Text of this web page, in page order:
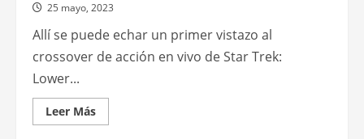
25 mayo, 2023
Allí se puede echar un primer vistazo al
crossover de acción en vivo de Star Trek:
Lower...
Leer MásLeer
más